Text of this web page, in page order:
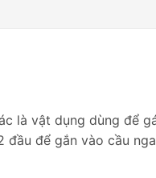
là vật dụng dùng để
để gắn vào cầu